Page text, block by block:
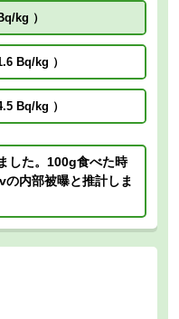
kg ）
Bq/kg ）
Bq/kg ）
した。100g食べた時
内部被曝と推計しま